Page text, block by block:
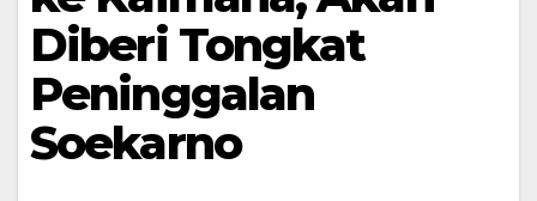
Diberi Tongkat
Peninggalan
Soekarno